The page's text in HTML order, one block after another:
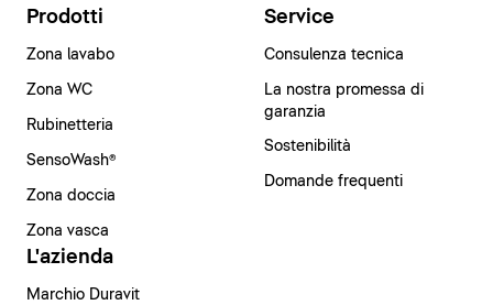
Prodotti
Zona lavabo
Zona WC
Rubinetteria
SensoWash®
Zona doccia
Zona vasca
Service
Consulenza tecnica
La nostra promessa di
garanzia
Sostenibilità
Domande frequenti
L'azienda
Marchio Duravit